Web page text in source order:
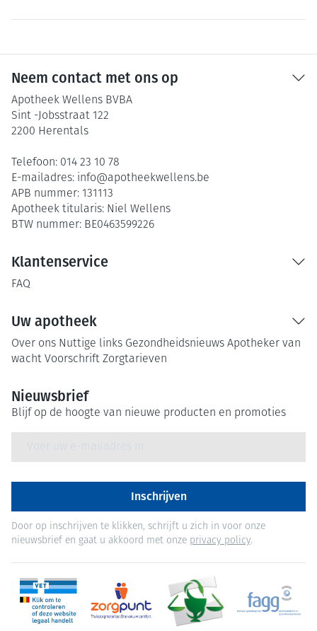
Neem contact met ons op
Apotheek Wellens BVBA
Sint -Jobsstraat 122
2200 Herentals
Telefoon: 014 23 10 78
E-mailadres: info@apotheekwellens.be
APB nummer: 131113
Apotheek titularis: Niel Wellens
BTW nummer: BE0463599226
Klantenservice
FAQ
Uw apotheek
Over ons Nuttige links Gezondheidsnieuws Apotheker van
wacht Voorschrift Zorgtarieven
Nieuwsbrief
Blijf op de hoogte van nieuwe producten en promoties
Inschrijven
Door op inschrijven te klikken, schrijft u zich in voor onze
nieuwsbrief en gaat u akkoord met onze privacy policy.